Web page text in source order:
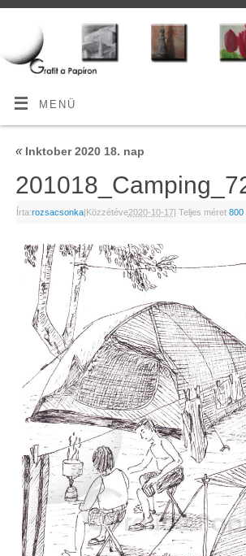
MENÜ
«Inktober 2020 18. nap
Írta:rozsacsonka|Közzétéve2020-10-17| Teljes méret 800